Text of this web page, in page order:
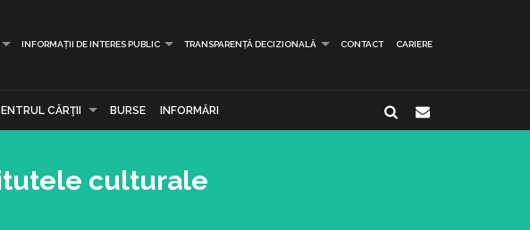
INFORMAȚII DE INTERES PUBLIC TRANSPARENȚĂ DECIZIONALĂ CONTACT CARIERE
CĂRŢII BURSE INFORMĂRI
culturale